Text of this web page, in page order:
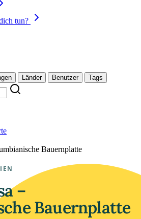
tun?
Länder Benutzer Tags
Bauernplatte
–
Bauernplatte